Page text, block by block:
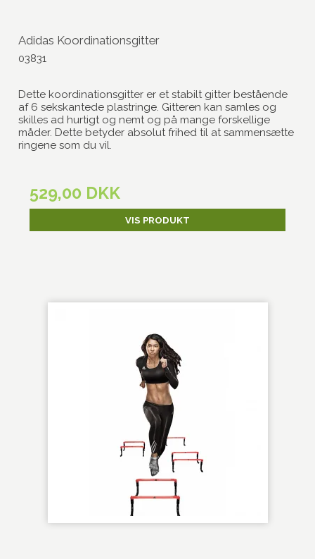
Adidas Koordinationsgitter
03831
Dette koordinationsgitter er et stabilt gitter bestående
af 6 sekskantede plastringe. Gitteren kan samles og
skilles ad hurtigt og nemt og på mange forskellige
måder. Dette betyder absolut frihed til at sammensætte
ringene som du vil.
529,00 DKK
VIS PRODUKT